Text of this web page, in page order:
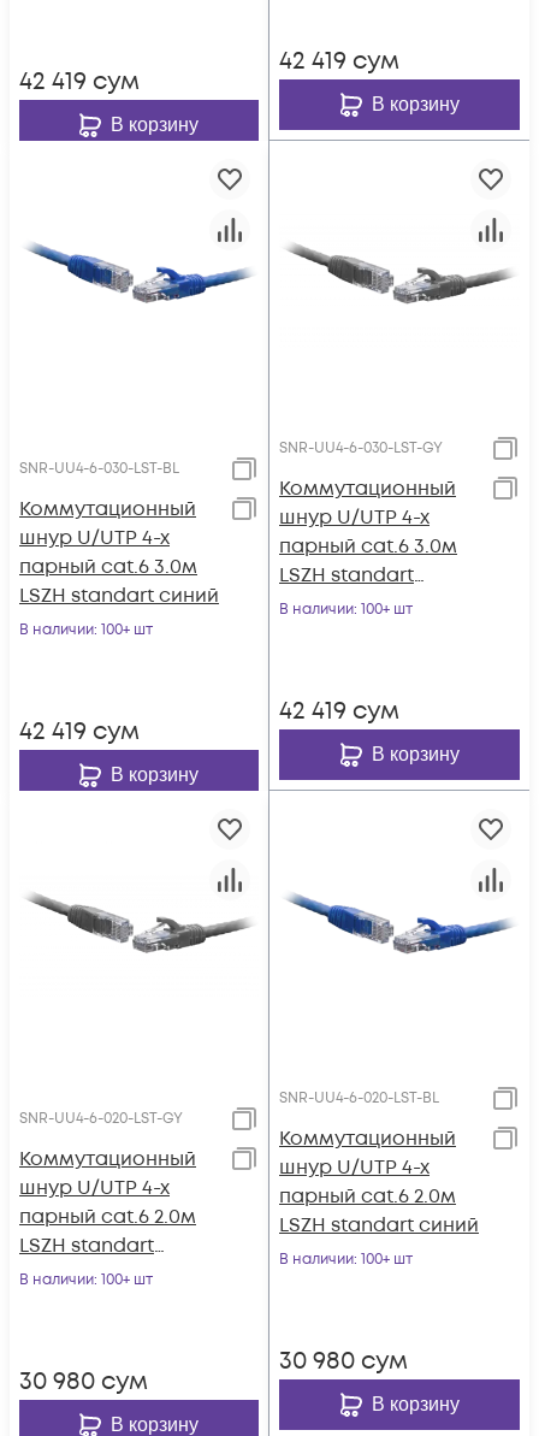
42 419 сум
В корзину
42 419 сум
В корзину
SNR-UU4-6-030-LST-BL
Коммутационный
шнур U/UTP 4-х
парный cat.6 3.0м
LSZH standart синий
В наличии: 100+ шт
42 419 сум
В корзину
SNR-UU4-6-030-LST-GY
Коммутационный
шнур U/UTP 4-х
парный cat.6 3.0м
LSZH standart
серый
В наличии: 100+ шт
42 419 сум
В корзину
SNR-UU4-6-020-LST-GY
Коммутационный
шнур U/UTP 4-х
парный cat.6 2.0м
LSZH standart
серый
В наличии: 100+ шт
30 980 сум
В корзину
SNR-UU4-6-020-LST-BL
Коммутационный
шнур U/UTP 4-х
парный cat.6 2.0м
LSZH standart синий
В наличии: 100+ шт
30 980 сум
В корзину